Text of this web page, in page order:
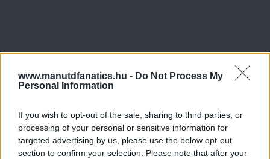
www.manutdfanatics.hu - Do Not Process My
Personal Information
If you wish to opt-out of the sale, sharing to third parties, or
processing of your personal or sensitive information for
targeted advertising by us, please use the below opt-out
section to confirm your selection. Please note that after your